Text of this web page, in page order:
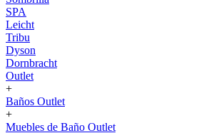
SPA
Leicht
Tribu
Dyson
Dornbracht
Outlet
+
Baños Outlet
+
Muebles de Baño Outlet